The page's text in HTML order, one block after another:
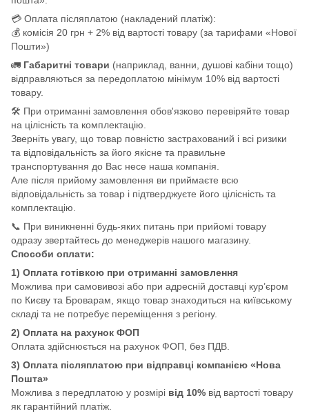
💳 Оплата післяплатою (накладений платіж):
💰 комісія 20 грн + 2% від вартості товару (за тарифами «Нової
Пошти»)
🚛 Габаритні товари (наприклад, ванни, душові кабіни тощо)
відправляються за передоплатою мінімум 10% від вартості
товару.
🛠️ При отриманні замовлення обов'язково перевіряйте товар
на цілісність та комплектацію.
Зверніть увагу, що товар повністю застрахований і всі ризики
та відповідальність за його якісне та правильне
транспортування до Вас несе наша компанія.
Але після прийому замовлення ви приймаєте всю
відповідальність за товар і підтверджуєте його цілісність та
комплектацію.
📞 При виникненні будь-яких питань при прийомі товару
одразу звертайтесь до менеджерів нашого магазину.
Способи оплати:
1) Оплата готівкою при отриманні замовлення
Можлива при самовивозі або при адресній доставці кур’єром
по Києву та Броварам, якщо товар знаходиться на київському
складі та не потребує переміщення з регіону.
2) Оплата на рахунок ФОП
Оплата здійснюється на рахунок ФОП, без ПДВ.
3) Оплата післяплатою при відправці компанією «Нова
Пошта»
Можлива з передплатою у розмірі від 10% від вартості товару
як гарантійний платіж.